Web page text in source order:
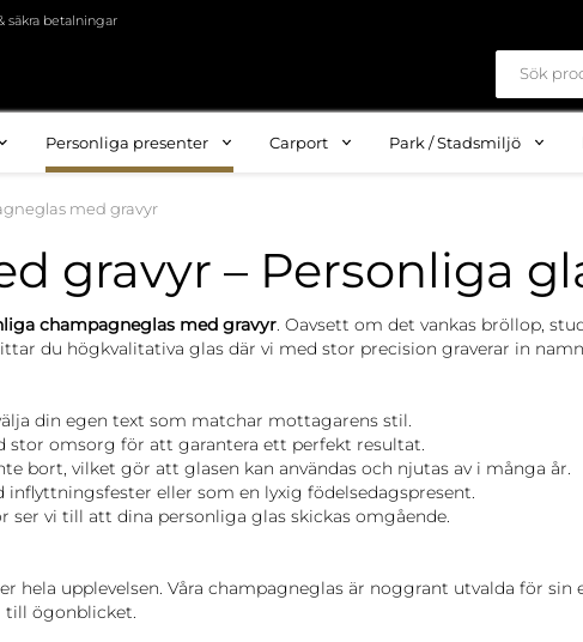
säkra betalningar
Personliga presenter Carport Park / Stadsmiljö
med gravyr
gravyr – Personliga
champagneglas med gravyr. Oavsett om det vankas bröllop,
du högkvalitativa glas där vi med stor precision graverar in
din egen text som matchar mottagarens stil.
stor omsorg för att garantera ett perfekt resultat.
bort, vilket gör att glasen kan användas och njutas av i många år.
inflyttningsfester eller som en lyxig födelsedagspresent.
ser vi till att dina personliga glas skickas omgående.
hela upplevelsen. Våra champagneglas är noggrant utvalda för
till ögonblicket.